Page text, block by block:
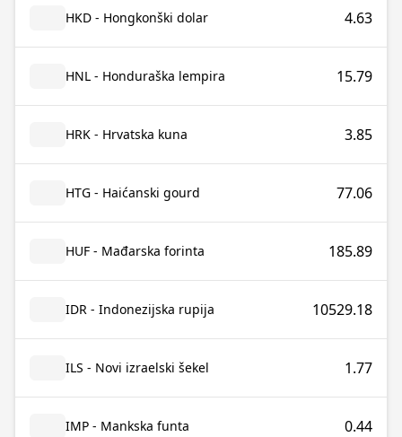
HKD - Hongkonški dolar 4.63
HNL - Honduraška lempira 15.79
HRK - Hrvatska kuna 3.85
HTG - Haićanski gourd 77.06
HUF - Mađarska forinta 185.89
IDR - Indonezijska rupija 10529.18
ILS - Novi izraelski šekel 1.77
IMP - Mankska funta 0.44